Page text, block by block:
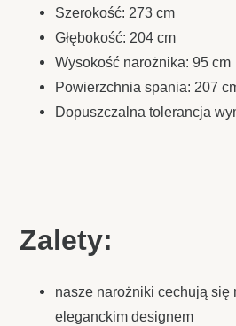
Szerokość: 273 cm
Głębokość: 204 cm
Wysokość narożnika: 95 cm
Powierzchnia spania: 207
Dopuszczalna tolerancja
Zalety:
nasze narożniki cechują się
eleganckim designem